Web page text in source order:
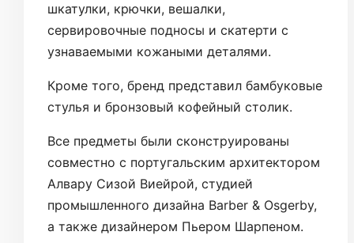
шкатулки, крючки, вешалки,
сервировочные подносы и скатерти с
узнаваемыми кожаными деталями.
Кроме того, бренд представил бамбуковые
стулья и бронзовый кофейный столик.
Все предметы были сконструированы
совместно с португальским архитектором
Алвару Сизой Виейрой, студией
промышленного дизайна Barber & Osgerby,
а также дизайнером Пьером Шарпеном.